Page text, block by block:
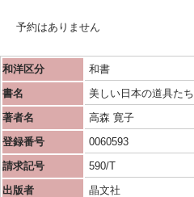
予約はありません
和洋区分
和書
書名
美しい日本の道具たち
著者名
高森 寛子
登録番号
0060593
請求記号
590/T
出版者
晶文社